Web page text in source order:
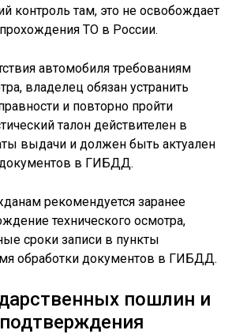
контроль там, это не освобождает
ТО в России.
автомобиля требованиям
владелец обязан устранить
и повторно пройти
талон действителен в
выдачи и должен быть актуален
в ГИБДД.
рекомендуется заранее
технического осмотра,
сроки записи в пункты
обработки документов в ГИБДД.
пошлин и